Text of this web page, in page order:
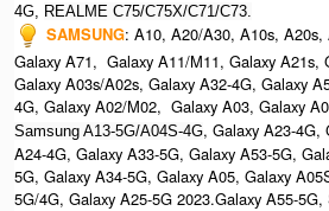
4G,
REALME C75/C75X/C71/C73.
SAMSUNG: A10, A20/A30, A10s,
Galaxy A71, Galaxy A11/M11, Galaxy A21s,
Galaxy A03s/A02s, Galaxy A32-4G, Galaxy
4G, Galaxy A02/M02, Galaxy A03, Galaxy
Samsung A13-5G/A04S-4G, Galaxy A23-4G,
A24-4G, Galaxy A33-5G, Galaxy A53-5G,
5G, Galaxy A34-5G, Galaxy A05, Galaxy
5G/4G, Galaxy A25-5G 2023.Galaxy A55-5G,